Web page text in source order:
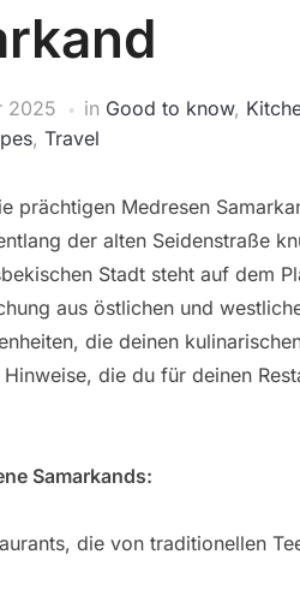
2025 in Good to know,
, Travel
prächtigen Medresen
der alten Seidenstraße
Stadt steht auf dem
aus östlichen und
die deinen
die du für deinen
Samarkands:
die von traditionellen